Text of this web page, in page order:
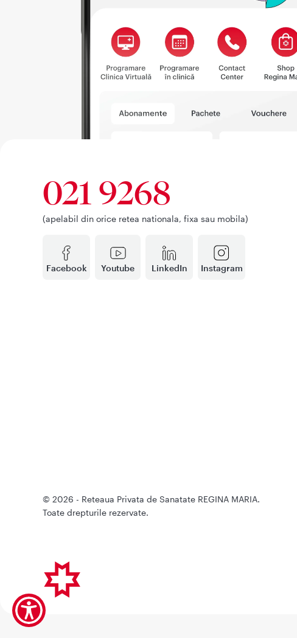
Facebook Youtube LinkedIn Instagram
021 9268
(apelabil din orice retea nationala, fixa sau mobila)
© 2026 - Reteaua Privata de Sanatate REGINA MARIA.
Toate drepturile rezervate.